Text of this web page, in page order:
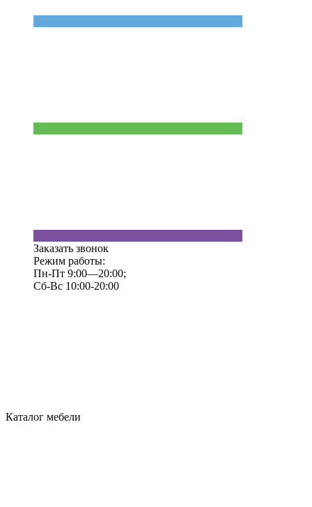
Заказать звонок
Режим работы:
Пн-Пт 9:00—20:00;
Сб-Вс 10:00-20:00
Каталог мебели